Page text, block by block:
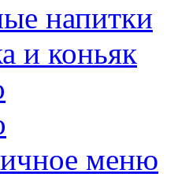
напитки
и коньяк
меню